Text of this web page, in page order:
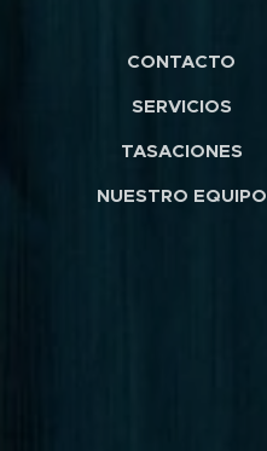
CONTACTO
SERVICIOS
TASACIONES
NUESTRO EQUIPO